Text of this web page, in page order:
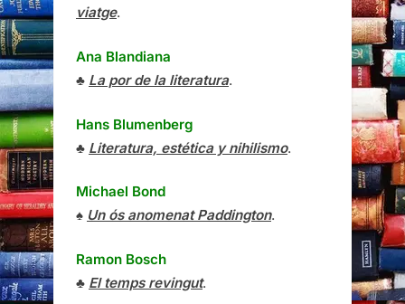
viatge.
Ana Blandiana
♣ La por de la literatura.
Hans Blumenberg
♣ Literatura, estética y nihilismo.
Michael Bond
♠ Un ós anomenat Paddington.
Ramon Bosch
♣ El temps revingut.